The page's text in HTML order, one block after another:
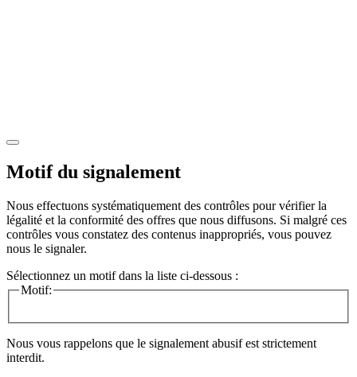
Motif du signalement
Nous effectuons systématiquement des contrôles pour vérifier la
légalité et la conformité des offres que nous diffusons. Si malgré ces
contrôles vous constatez des contenus inappropriés, vous pouvez
nous le signaler.
Sélectionnez un motif dans la liste ci-dessous :
Motif:
Nous vous rappelons que le signalement abusif est strictement
interdit.